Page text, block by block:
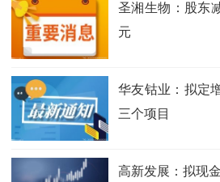
圣湘生物：股东
元
华友钴业：拟定
三个项目
高新发展：拟现